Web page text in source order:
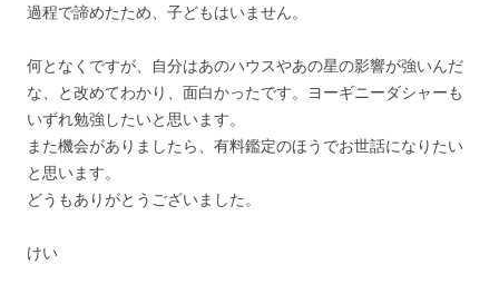
過程で諦めたため、子どもはいません。
何となくですが、自分はあのハウスやあの星の影響が強いんだ
な、と改めてわかり、面白かったです。ヨーギニーダシャーも
いずれ勉強したいと思います。
また機会がありましたら、有料鑑定のほうでお世話になりたい
と思います。
どうもありがとうございました。
けい